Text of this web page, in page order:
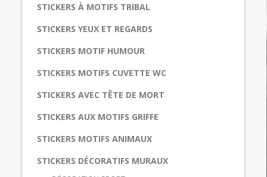
STICKERS À MOTIFS TRIBAL
STICKERS YEUX ET REGARDS
STICKERS MOTIF HUMOUR
STICKERS MOTIFS CUVETTE WC
STICKERS AVEC TÊTE DE MORT
STICKERS AUX MOTIFS GRIFFE
STICKERS MOTIFS ANIMAUX
STICKERS DÉCORATIFS MURAUX